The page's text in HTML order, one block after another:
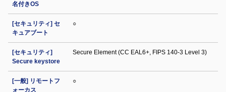
名付きOS
[セキュリティ] セ
キュアブート
○
[セキュリティ]
Secure keystore
Secure Element (CC EAL6+, FIPS 140-3 Level 3)
[一般] リモートフ
ォーカス
○